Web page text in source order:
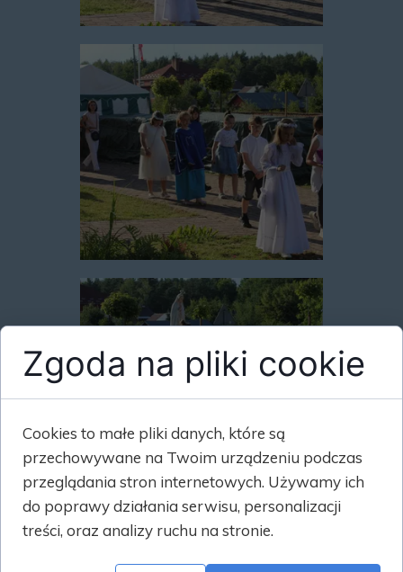
Zgoda na pliki cookie
Cookies to małe pliki danych, które są
przechowywane na Twoim urządzeniu podczas
przeglądania stron internetowych. Używamy ich
do poprawy działania serwisu, personalizacji
treści, oraz analizy ruchu na stronie.